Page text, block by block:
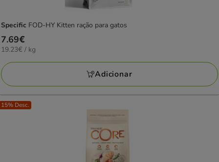
Specific FOD-HY Kitten ração para gatos
Preço
7.69€
7.69€
19.23€
KG
19.23€ / kg
Adicionar
15% Desc.